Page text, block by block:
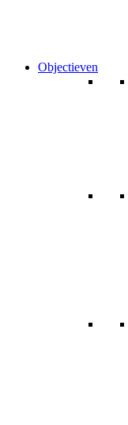
Objectieven